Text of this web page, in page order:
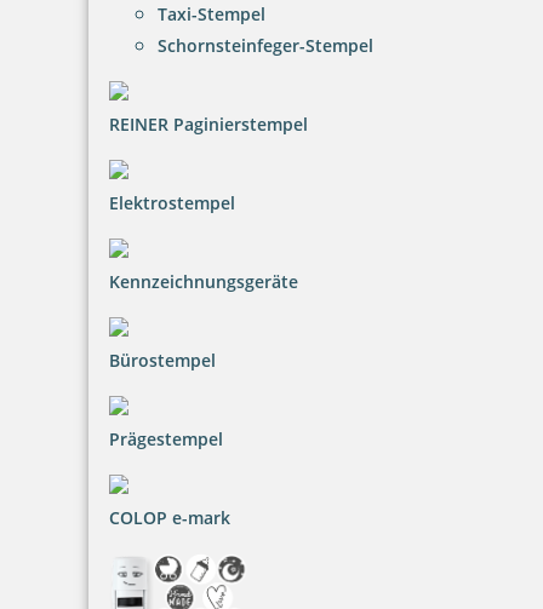
Taxi-Stempel
Schornsteinfeger-Stempel
REINER Paginierstempel
Elektrostempel
Kennzeichnungsgeräte
Bürostempel
Prägestempel
COLOP e-mark
12,65 €
inkl. 20.00 % Mwst.
12,65 €
inkl. 20.00 % Mwst.